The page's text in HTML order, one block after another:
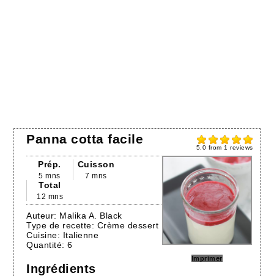
5.0 from 1 reviews
Panna cotta facile
Imprimer
Prép.
5 mns
Cuisson
7 mns
Total
12 mns
Auteur: Malika A. Black
Type de recette: Crème dessert
Cuisine: Italienne
Quantité:6
Ingrédients